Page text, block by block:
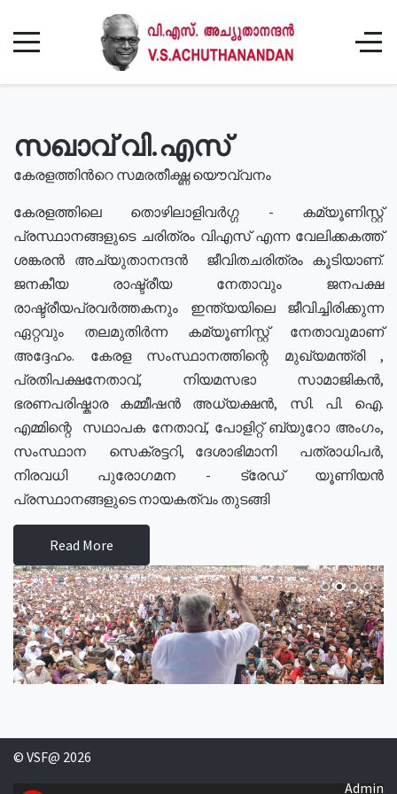
സഖാവ് വി.എസ്
കേരളത്തിൻറെ സമരതീക്ഷ്ണ യൌവ്വനം
കേരളത്തിലെ തൊഴിലാളിവർഗ്ഗ - കമ്യൂണിസ്റ്റ്
പ്രസ്ഥാനങ്ങളുടെ ചരിത്രം വിഎസ് എന്ന വേലിക്കകത്ത്
ശങ്കരൻ അച്യുതാനന്ദൻ ജീവിതചരിത്രം കൂടിയാണ്.
ജനകീയ രാഷ്ട്രീയ നേതാവും ജനപക്ഷ
രാഷ്ട്രീയപ്രവർത്തകനും ഇന്ത്യയിലെ ജീവിച്ചിരിക്കുന്ന
ഏറ്റവും തലമുതിർന്ന കമ്യൂണിസ്റ്റ് നേതാവുമാണ്
അദ്ദേഹം. കേരള സംസ്ഥാനത്തിന്റെ മുഖ്യമന്ത്രി ,
പ്രതിപക്ഷനേതാവ്, നിയമസഭാ സാമാജികൻ,
ഭരണപരിഷ്കാര കമ്മീഷൻ അധ്യക്ഷൻ, സി. പി. ഐ.
എമ്മിന്റെ സഥാപക നേതാവ്, പോളിറ്റ് ബ്യുറോ അംഗം,
സംസ്ഥാന സെക്രട്ടറി, ദേശാഭിമാനി പത്രാധിപർ,
നിരവധി പുരോഗമന - ട്രേഡ് യൂണിയൻ
പ്രസ്ഥാനങ്ങളുടെ നായകത്വം തുടങ്ങി
Read More
© VSF@ 2026
Admin